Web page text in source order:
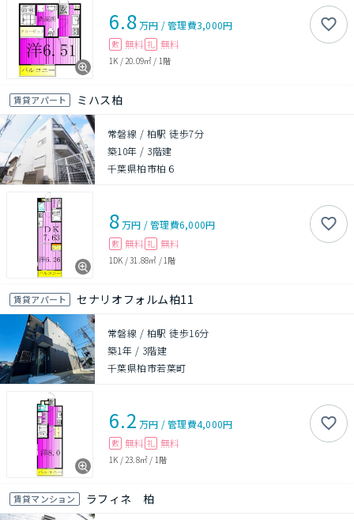
6.8万円 /管理費3,000円
敷 無料 礼 無料
1K / 20.09㎡ / 1階
賃貸アパート ミハス柏
常磐線 / 柏駅 徒歩7分
築10年 / 3階建
千葉県柏市柏６
8万円 /管理費6,000円
敷 無料 礼 無料
1DK /31.88㎡ / 1階
賃貸アパート セナリオフォルム柏11
常磐線 / 柏駅 徒歩16分
築1年 / 3階建
千葉県柏市若葉町
6.2 万円 /管理費4,000円
敷 無料 礼 無料
1K / 23.8㎡ / 1階
賃貸マンション ラフィネ 柏